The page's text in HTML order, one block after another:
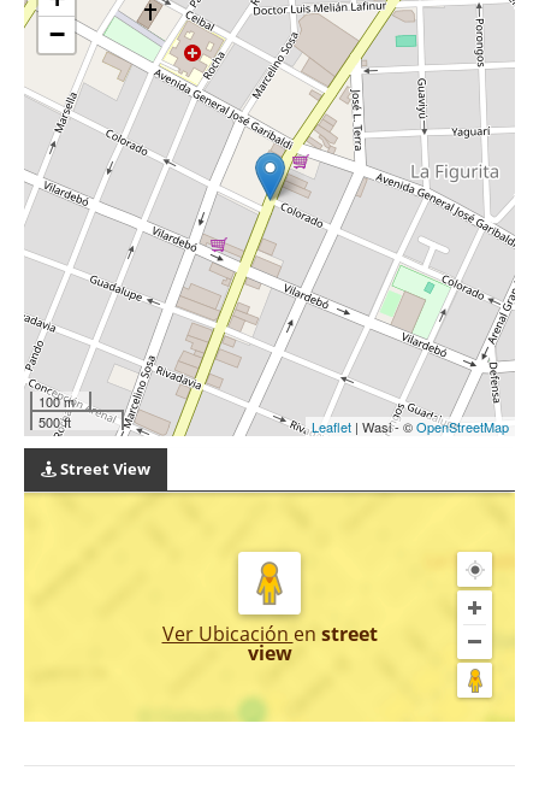
−
100 m
500 ft
Leaflet | Wasi - ©OpenStreetMap
Street View
Ver Ubicación en street
view